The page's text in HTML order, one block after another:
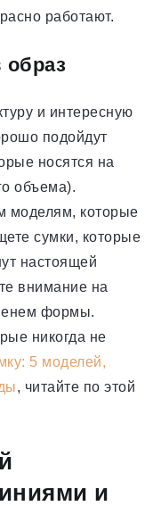
работают.
образ
и интересную
подойдут
носятся на
объема).
моделям, которые
сумки, которые
настоящей
внимание на
формы.
никогда не
5 моделей,
, читайте по этой
и